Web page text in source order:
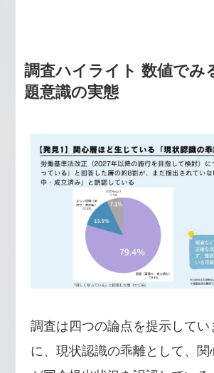
調査ハイライト 数値でみ
題意識の実態
調査は四つの論点を提示してい
に、現状認識の乖離として、関